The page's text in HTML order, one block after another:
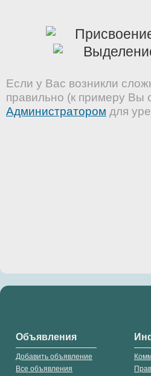
Если у Вас возникли
правильно (к примеру Вы
Администратором для
Объявления
Добавить объявление
Все объявления